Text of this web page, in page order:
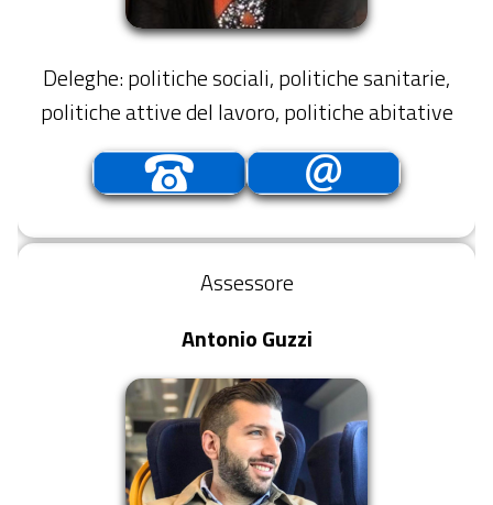
Deleghe: politiche sociali, politiche sanitarie,
politiche attive del lavoro, politiche abitative
Assessore
Antonio Guzzi